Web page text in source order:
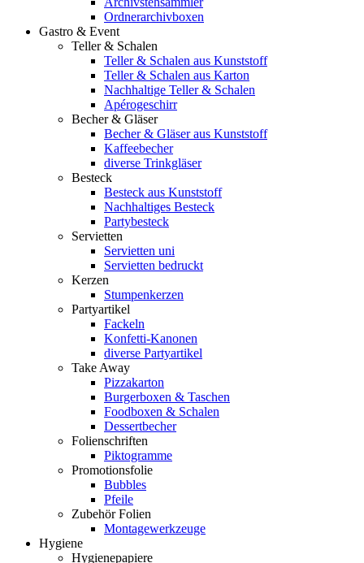
Ordnerarchivboxen
Gastro & Event
Teller & Schalen
Teller & Schalen aus Kunststoff
Teller & Schalen aus Karton
Nachhaltige Teller & Schalen
Apérogeschirr
Becher & Gläser
Becher & Gläser aus Kunststoff
Kaffeebecher
diverse Trinkgläser
Besteck
Besteck aus Kunststoff
Nachhaltiges Besteck
Partybesteck
Servietten
Servietten uni
Servietten bedruckt
Kerzen
Stumpenkerzen
Partyartikel
Fackeln
Konfetti-Kanonen
diverse Partyartikel
Take Away
Pizzakarton
Burgerboxen & Taschen
Foodboxen & Schalen
Dessertbecher
Folienschriften
Piktogramme
Promotionsfolie
Bubbles
Pfeile
Zubehör Folien
Montagewerkzeuge
Hygiene
Hygienepapiere